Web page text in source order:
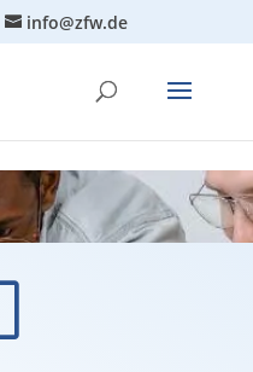
info@zfw.de